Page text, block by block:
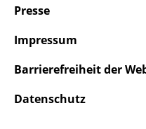
Presse
Impressum
Barrierefreiheit der
Datenschutz